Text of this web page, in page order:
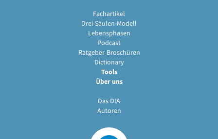
Fachartikel
Drei-Säulen-Modell
Lebensphasen
Podcast
Ratgeber-Broschüren
Dictionary
Tools
Über uns
Das DIA
Autoren